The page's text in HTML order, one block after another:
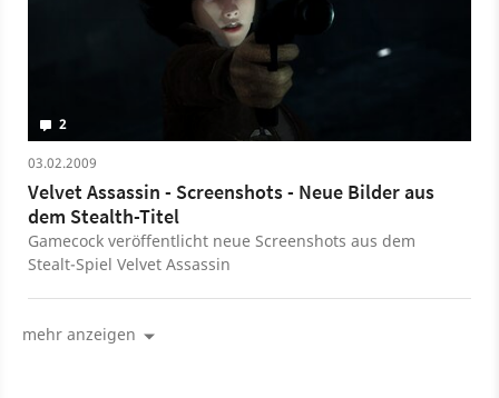
2
03.02.2009
Velvet Assassin - Screenshots - Neue Bilder aus
dem Stealth-Titel
Gamecock veröffentlicht neue Screenshots aus dem
Stealt-Spiel Velvet Assassin
mehr anzeigen